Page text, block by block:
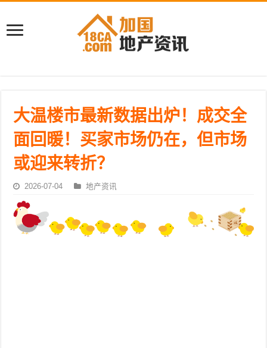
大温楼市最新数据出炉！成交全
面回暖！买家市场仍在，但市场
或迎来转折？
2026-07-04 地产资讯